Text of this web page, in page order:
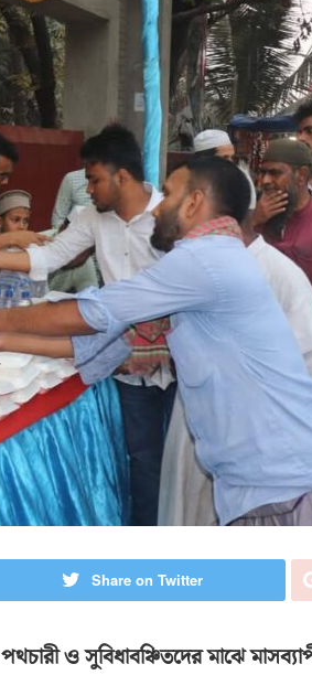
Share on Twitter
ও সুবিধাবঞ্চিতদের মাঝে